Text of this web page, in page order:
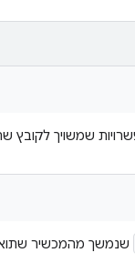
שמשויך לקובץ
שנמשך מהמכשיר